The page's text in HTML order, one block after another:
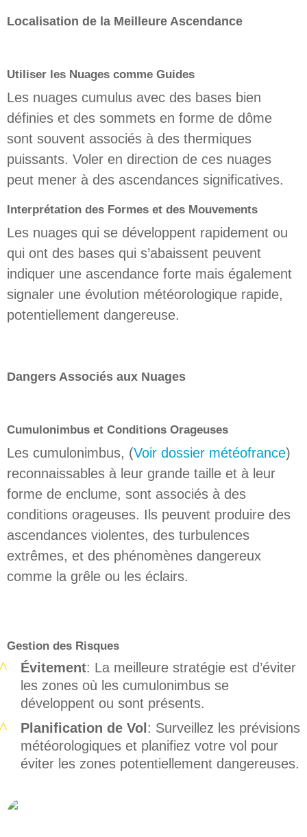
Localisation de la Meilleure Ascendance
Utiliser les Nuages comme Guides
Les nuages cumulus avec des bases bien
définies et des sommets en forme de dôme
sont souvent associés à des thermiques
puissants. Voler en direction de ces nuages
peut mener à des ascendances significatives.
Interprétation des Formes et des Mouvements
Les nuages qui se développent rapidement ou
qui ont des bases qui s’abaissent peuvent
indiquer une ascendance forte mais également
signaler une évolution météorologique rapide,
potentiellement dangereuse.
Dangers Associés aux Nuages
Cumulonimbus et Conditions Orageuses
Les cumulonimbus, (Voir dossier météofrance)
reconnaissables à leur grande taille et à leur
forme de enclume, sont associés à des
conditions orageuses. Ils peuvent produire des
ascendances violentes, des turbulences
extrêmes, et des phénomènes dangereux
comme la grêle ou les éclairs.
Gestion des Risques
Évitement: La meilleure stratégie est d’éviter
les zones où les cumulonimbus se
développent ou sont présents.
Planification de Vol : Surveillez les prévisions
météorologiques et planifiez votre vol pour
éviter les zones potentiellement dangereuses.